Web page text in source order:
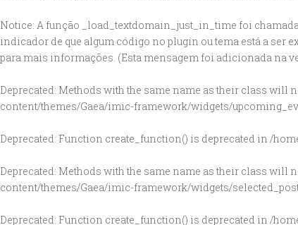
Notice: A função _load_textdomain_just_in_time foi
indicador de que algum código no plugin ou tema está a ser
para mais informações. (Esta mensagem foi adicionada na
Deprecated: Methods with the same name as their class will
content/themes/Gaea/imic-framework/widgets/
Deprecated: Function create_function() is deprecated in /
Deprecated: Methods with the same name as their class will
content/themes/Gaea/imic-framework/widgets/
Deprecated: Function create_function() is deprecated in /